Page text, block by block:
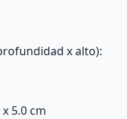
x alto):
5.0 cm